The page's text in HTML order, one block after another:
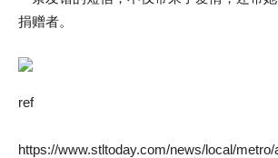
捐赠者。
ref
https://www.stltoday.com/news/local/